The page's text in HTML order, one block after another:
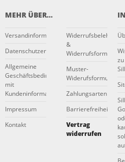
MEHR ÜBER...
Versandinformationen
Datenschutzerklärung
Allgemeine
Geschäftsbedingungen
mit
Kundeninformationen
Impressum
Kontakt
Widerrufsbelehrung
&
Widerrufsformular
Muster-
Widerufsformular
Zahlungsarten
Vertrag
widerrufen